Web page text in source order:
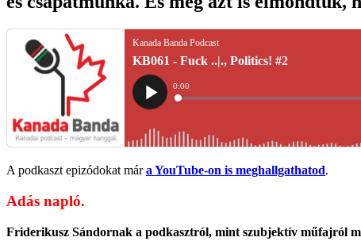
A podkaszt epizódokat mára YouTube-on is meghallgathatod.
Adás napló.
Friderikusz Sándornak a podkasztról, mint szubjektív műfajról